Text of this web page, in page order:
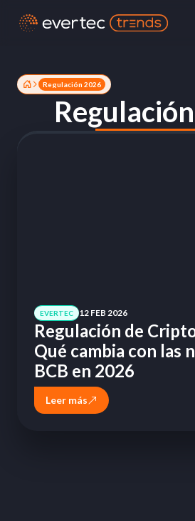
Regulación 2026
EVERTEC 12 FEB 2026
Regulación de
Qué cambia con las
BCB en 2026
Leer más